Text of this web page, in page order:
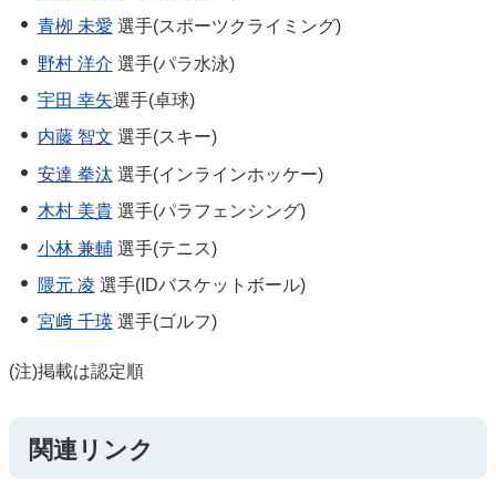
青栁 未愛 選手(スポーツクライミング)
野村 洋介 選手(パラ水泳)
宇田 幸矢選手(卓球)
内藤 智文 選手(スキー)
安達 拳汰 選手(インラインホッケー)
木村 美貴選手(パラフェンシング)
小林 兼輔選手(テニス)
隈元 凌 選手(IDバスケットボール)
宮﨑 千瑛選手(ゴルフ)
(注)掲載は認定順
関連リンク